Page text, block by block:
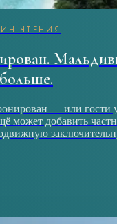
ЧТЕНИЯ
— или гости
может добавить